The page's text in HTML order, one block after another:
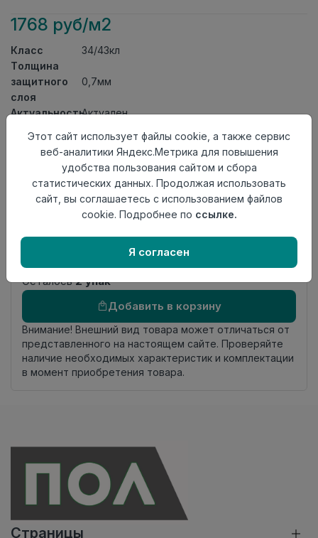
1768 руб/м2
Класс
34/43кл
Толщина
защитного
слоя
0,7мм
АктуальностьАктуален
Размер
доски
152x914мм
Теплый пол
до +27 градусов
Способ
укладки
На клей
4-х сторонняя фаска
Страна
Осталось2 упак
Добавить в корзину
Внимание! Внешний вид товара может отличаться от
представленного на настоящем сайте. Проверяйте
наличие необходимых характеристик и комплектации
в момент приобретения товара.
Страницы
Этот сайт использует файлы cookie, а также сервис
веб-аналитики Яндекс.Метрика для повышения
удобства пользования сайтом и сбора
статистических данных. Продолжая использовать
сайт, вы соглашаетесь с использованием файлов
cookie. Подробнее по ссылке.
Я согласен